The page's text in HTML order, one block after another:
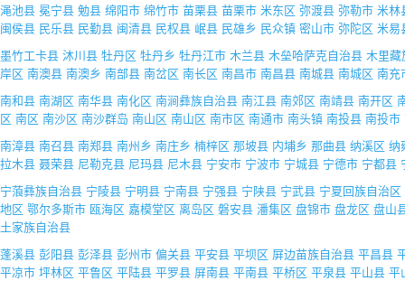
渑池县 冕宁县 勉县 绵阳市 绵竹市 苗栗县 苗栗市 米东区 弥渡县 弥勒市 米林
闽侯县 民乐县 民勤县 闽清县 民权县 岷县 民雄乡 民众镇 密山市 弥陀区 米易
墨竹工卡县 沐川县 牡丹区 牡丹乡 牡丹江市 木兰县 木垒哈萨克自治县 木里藏
岸区 南澳县 南澳乡 南部县 南岔区 南长区 南昌市 南昌县 南城县 南城区 南充
南和县 南湖区 南华县 南化区 南涧彝族自治县 南江县 南郊区 南靖县 南开区
区 南区 南沙区 南沙群岛 南山区 南山区 南市区 南通市 南头镇 南投县 南投市
南漳县 南召县 南郑县 南州乡 南庄乡 楠梓区 那坡县 内埔乡 那曲县 纳溪区 纳
拉木县 聂荣县 尼勒克县 尼玛县 尼木县 宁安市 宁波市 宁城县 宁德市 宁都县
宁蒗彝族自治县 宁陵县 宁明县 宁南县 宁强县 宁陕县 宁武县 宁夏回族自治区
地区 鄂尔多斯市 瓯海区 嘉模堂区 离岛区 磐安县 潘集区 盘锦市 盘龙区 盘山
土家族自治县
蓬溪县 彭阳县 彭泽县 彭州市 偏关县 平安县 平坝区 屏边苗族自治县 平昌县
平凉市 坪林区 平鲁区 平陆县 平罗县 屏南县 平南县 平桥区 平泉县 平山县 平